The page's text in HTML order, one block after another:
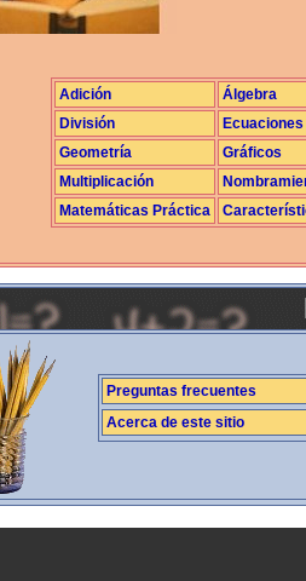
Adición
Álgebra
División
Ecuaciones
Geometría
Gráficos
Multiplicación
Matemáticas Práctica
Preguntas frecuentes
Acerca de este sitio